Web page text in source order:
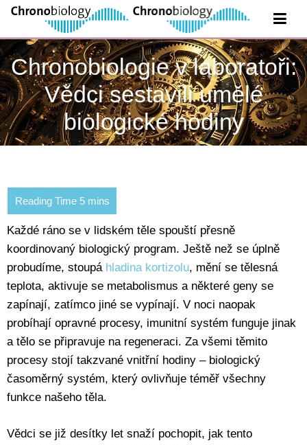
Chronobiologie v laboratoři:
Vědci sestavili umělé
biologické hodiny
Každé ráno se v lidském těle spouští přesně
koordinovaný biologický program. Ještě než se úplně
probudíme, stoupá hladina kortizolu, mění se tělesná
teplota, aktivuje se metabolismus a některé geny se
zapínají, zatímco jiné se vypínají. V noci naopak
probíhají opravné procesy, imunitní systém funguje jinak
a tělo se připravuje na regeneraci. Za všemi těmito
procesy stojí takzvané vnitřní hodiny – biologický
časoměrný systém, který ovlivňuje téměř všechny
funkce našeho těla.
Vědci se již desítky let snaží pochopit, jak tento